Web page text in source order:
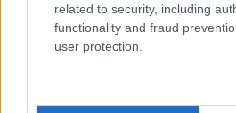
related to security, including
functionality and fraud
user protection.